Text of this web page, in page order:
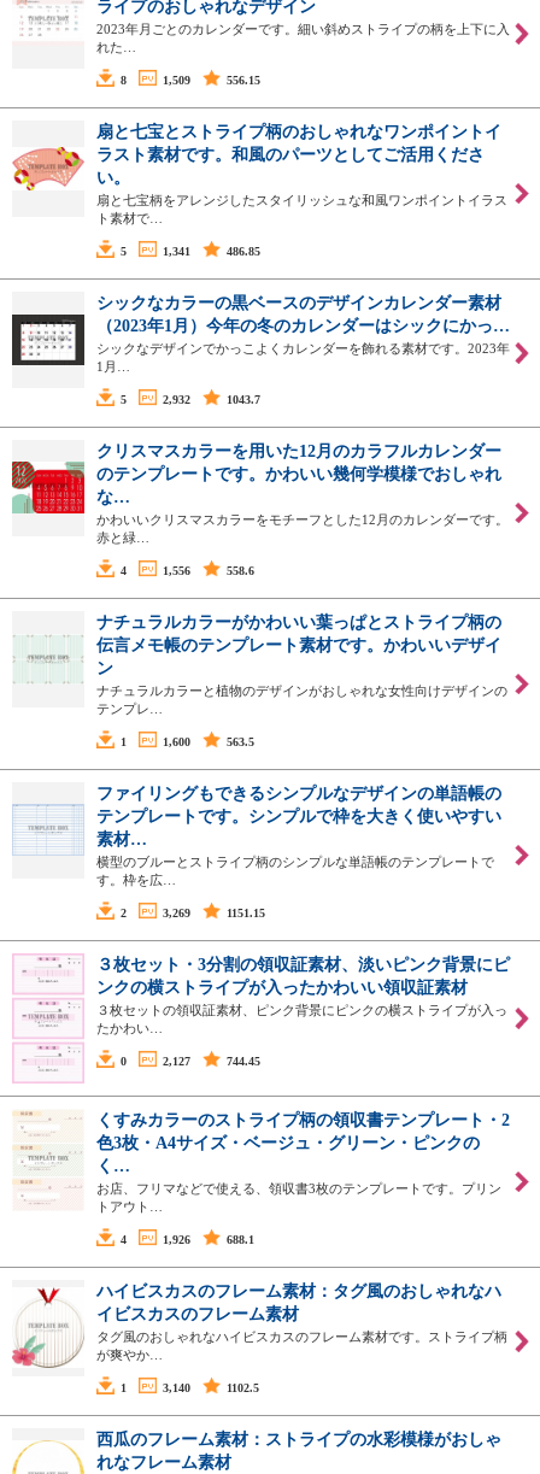
ライプのおしゃれなデザイン
2023年月ごとのカレンダーです。細い斜めストライプの柄を上下に入
れた…
8 1,509 556.15
扇と七宝とストライプ柄のおしゃれなワンポイントイ
ラスト素材です。和風のパーツとしてご活用くださ
い。
扇と七宝柄をアレンジしたスタイリッシュな和風ワンポイントイラス
ト素材で…
5 1,341 486.85
シックなカラーの黒ベースのデザインカレンダー素材
（2023年1月）今年の冬のカレンダーはシックにかっ…
シックなデザインでかっこよくカレンダーを飾れる素材です。2023年
1月…
5 2,932 1043.7
クリスマスカラーを用いた12月のカラフルカレンダー
のテンプレートです。かわいい幾何学模様でおしゃれ
な…
かわいいクリスマスカラーをモチーフとした12月のカレンダーです。
赤と緑…
4 1,556 558.6
ナチュラルカラーがかわいい葉っぱとストライプ柄の
伝言メモ帳のテンプレート素材です。かわいいデザイ
ン
ナチュラルカラーと植物のデザインがおしゃれな女性向けデザインの
テンプレ…
1 1,600 563.5
ファイリングもできるシンプルなデザインの単語帳の
テンプレートです。シンプルで枠を大きく使いやすい
素材…
横型のブルーとストライプ柄のシンプルな単語帳のテンプレートで
す。枠を広…
2 3,269 1151.15
３枚セット・3分割の領収証素材、淡いピンク背景にピ
ンクの横ストライプが入ったかわいい領収証素材
３枚セットの領収証素材、ピンク背景にピンクの横ストライプが入っ
たかわい…
0 2,127 744.45
くすみカラーのストライプ柄の領収書テンプレート・2
色3枚・A4サイズ・ベージュ・グリーン・ピンクの
く…
お店、フリマなどで使える、領収書3枚のテンプレートです。プリン
トアウト…
4 1,926 688.1
ハイビスカスのフレーム素材：タグ風のおしゃれなハ
イビスカスのフレーム素材
タグ風のおしゃれなハイビスカスのフレーム素材です。ストライプ柄
が爽やか…
1 3,140 1102.5
西瓜のフレーム素材：ストライプの水彩模様がおしゃ
れなフレーム素材